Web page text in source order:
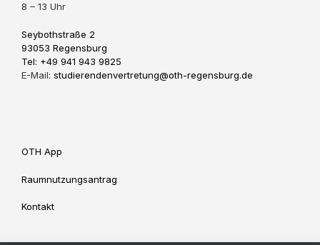
8 – 13 Uhr
Seybothstraße 2
93053 Regensburg
Tel: +49 941 943 9825
E-Mail: studierendenvertretung@oth-regensburg.de
OTH App
Raumnutzungsantrag
Kontakt